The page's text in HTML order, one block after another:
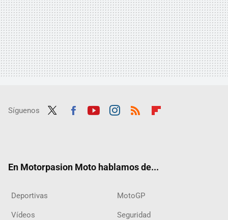
Síguenos
En Motorpasion Moto hablamos de...
Deportivas MotoGP
Vídeos Seguridad